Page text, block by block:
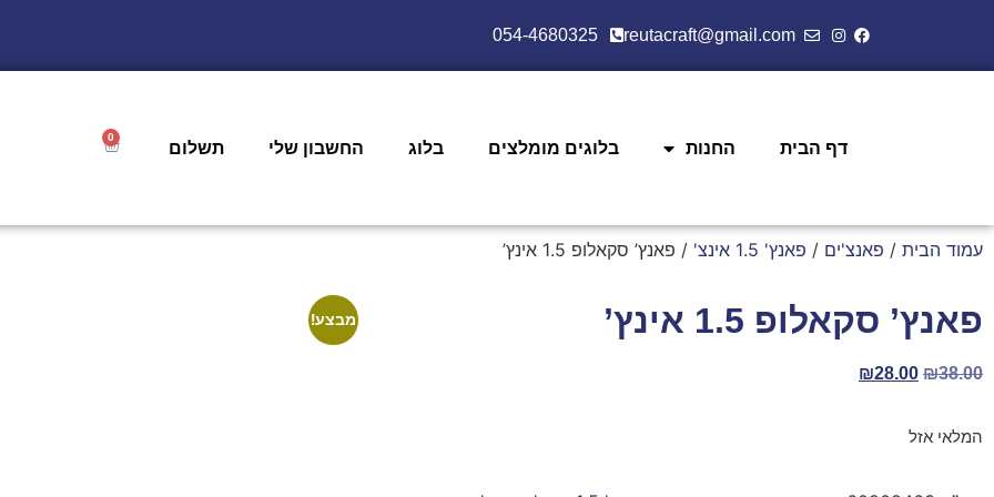
reutacraft@gmail.com
054-4680325
דף הבית החנות בלוגים מומלצים בלוג החשבון שלי תשלום
0
עמוד הבית / פאנצ'ים / פאנץ' 1.5 אינצ' / פאנץ’ סקאלופ 1.5 אינץ’
פאנץ’ סקאלופ 1.5 אינץ’
₪38.00
₪28.00
המלאי אזל
מבצע!